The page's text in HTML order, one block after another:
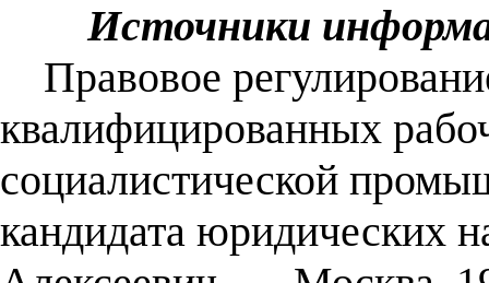
Источники
Правовое
квалифицированных
социалистической
кандидата юридических